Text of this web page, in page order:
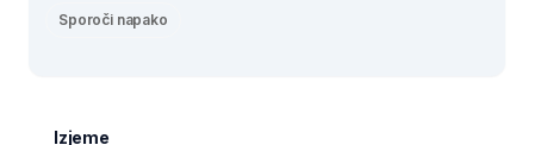
Sporoči napako
Izjeme